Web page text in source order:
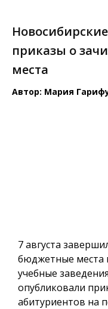
приказы о
места
Автор: Мария
7 августа
бюджетные места
учебные
опубликовали
абитуриентов на